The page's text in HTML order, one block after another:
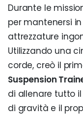
Durante le
per mantenersi
attrezzature
Utilizzando una
corde, creò il
Suspension
di allenare tutto
di gravità e il